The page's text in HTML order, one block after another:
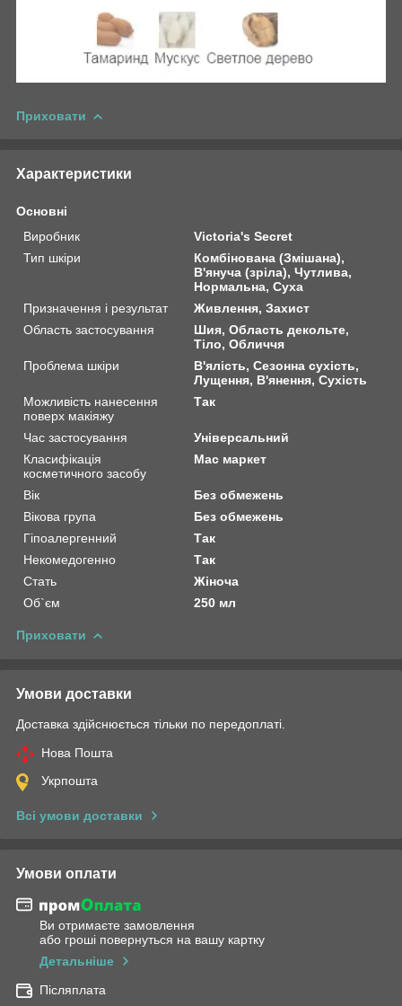
Приховати
Характеристики
Основні
Виробник
Victoria's Secret
Тип шкіри
Комбінована (Змішана),
В'януча (зріла), Чутлива,
Нормальна, Суха
Призначення і результат
Живлення, Захист
Область застосування
Шия, Область декольте,
Тіло, Обличчя
Проблема шкіри
В'ялість, Сезонна сухість,
Лущення, В'янення, Сухість
Можливість нанесення
поверх макіяжу
Так
Час застосування
Універсальний
Класифікація
косметичного засобу
Мас маркет
Вік
Без обмежень
Вікова група
Без обмежень
Гіпоалергенний
Так
Некомедогенно
Так
Стать
Жіноча
Об`єм
250 мл
Приховати
Умови доставки
Доставка здійснюється тільки по передоплаті.
Нова Пошта
Укрпошта
Всі умови доставки
Умови оплати
Ви отримаєте замовлення
або гроші повернуться на вашу картку
Детальніше
Післяплата